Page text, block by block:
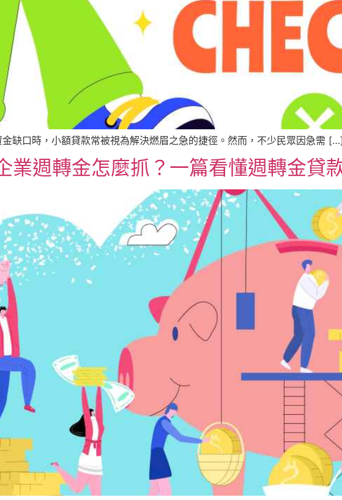
缺口時，小額貸款常被視為解決燃眉之急的捷徑。然而，不少民眾因急需
業週轉金怎麼抓？一篇看懂週轉金貸